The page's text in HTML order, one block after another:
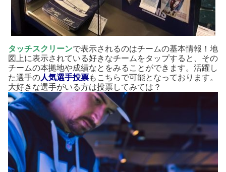
タッチスクリーンで表示されるのはチームの基本情報！地
図上に表示されている好きなチームをタップすると、その
チームの本拠地や成績なとをみることができます。活躍し
た選手の人気選手投票もこちらで可能となっております。
大好きな選手がいる方は投票してみては？